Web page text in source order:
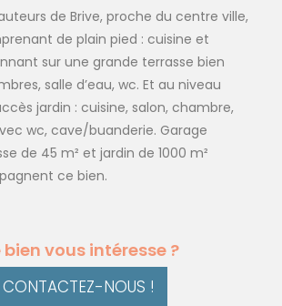
de Brive, proche du centre ville,
de plain pied : cuisine et
sur une grande terrasse bien
salle d’eau, wc. Et au niveau
jardin : cuisine, salon, chambre,
wc, cave/buanderie. Garage
de 45 m² et jardin de 1000 m²
ce bien.
bien vous intéresse ?
CONTACTEZ-NOUS !